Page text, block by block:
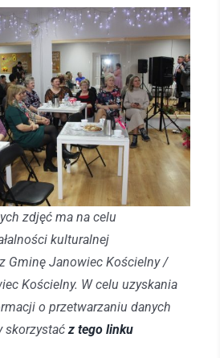
zdjęć ma na celu
kulturalnej
Gminę Janowiec Kościelny /
Kościelny. W celu uzyskania
o przetwarzaniu danych
skorzystaćz tego linku